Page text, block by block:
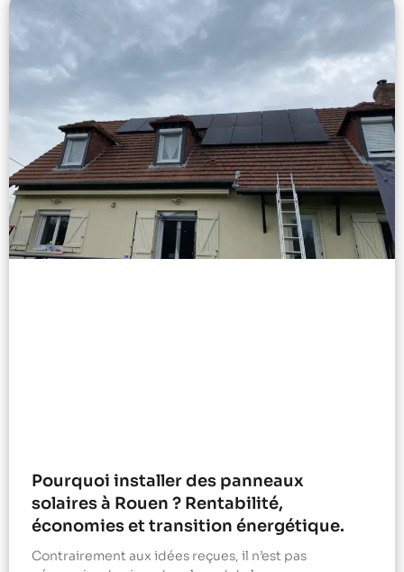
Pourquoi installer des panneaux
solaires à Rouen ? Rentabilité,
économies et transition énergétique.
Contrairement aux idées reçues, il n’est pas